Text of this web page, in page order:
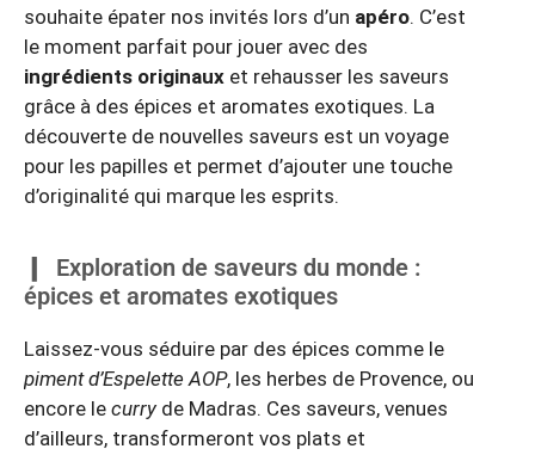
souhaite épater nos invités lors d’un apéro. C’est
le moment parfait pour jouer avec des
ingrédients originaux et rehausser les saveurs
grâce à des épices et aromates exotiques. La
découverte de nouvelles saveurs est un voyage
pour les papilles et permet d’ajouter une touche
d’originalité qui marque les esprits.
Exploration de saveurs du monde :
épices et aromates exotiques
Laissez-vous séduire par des épices comme le
piment d’Espelette AOP, les herbes de Provence, ou
encore le curry de Madras. Ces saveurs, venues
d’ailleurs, transformeront vos plats et